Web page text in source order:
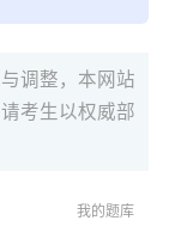
调整，本网站
考生以权威部
我的题库